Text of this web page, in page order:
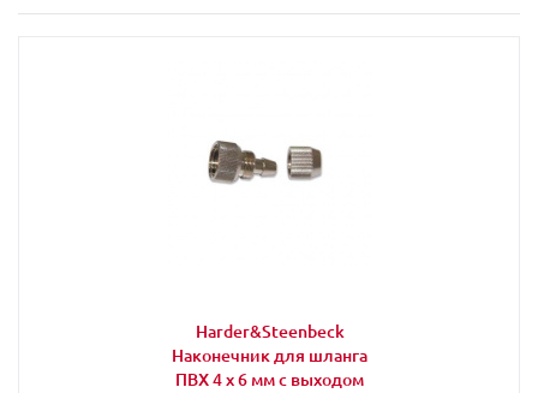
Harder&Steenbeck
Наконечник для шланга
ПВХ 4 х 6 мм с выходом